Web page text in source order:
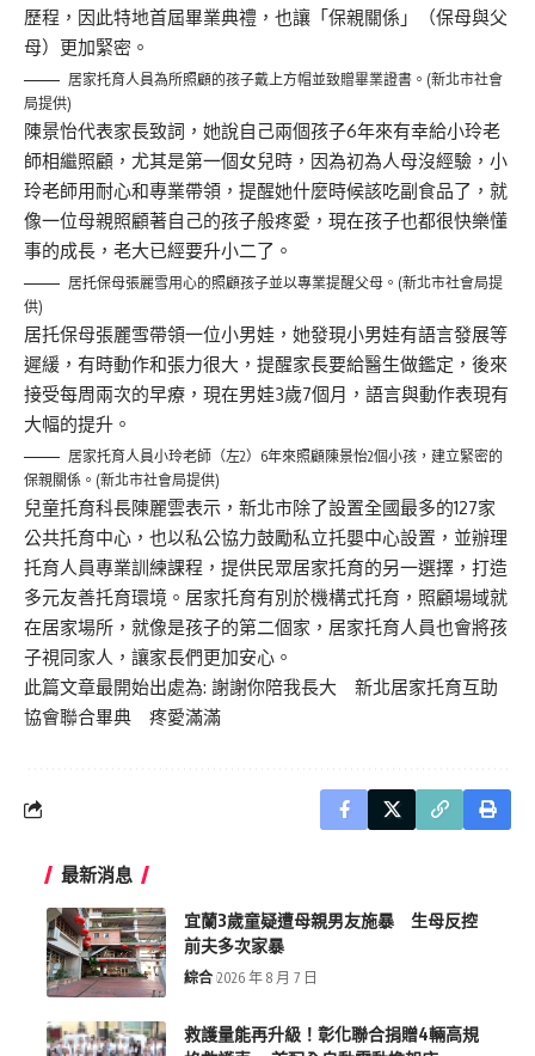
歷程，因此特地首屆畢業典禮，也讓「保親關係」（保母與父
母）更加緊密。
居家托育人員為所照顧的孩子戴上方帽並致贈畢業證書。(新北市社會
局提供)
陳景怡代表家長致詞，她說自己兩個孩子6年來有幸給小玲老
師相繼照顧，尤其是第一個女兒時，因為初為人母沒經驗，小
玲老師用耐心和專業帶領，提醒她什麼時候該吃副食品了，就
像一位母親照顧著自己的孩子般疼愛，現在孩子也都很快樂懂
事的成長，老大已經要升小二了。
居托保母張麗雪用心的照顧孩子並以專業提醒父母。(新北市社會局提
供)
居托保母張麗雪帶領一位小男娃，她發現小男娃有語言發展等
遲緩，有時動作和張力很大，提醒家長要給醫生做鑑定，後來
接受每周兩次的早療，現在男娃3歲7個月，語言與動作表現有
大幅的提升。
居家托育人員小玲老師（左2）6年來照顧陳景怡2個小孩，建立緊密的
保親關係。(新北市社會局提供)
兒童托育科長陳麗雲表示，新北市除了設置全國最多的127家
公共托育中心，也以私公協力鼓勵私立托嬰中心設置，並辦理
托育人員專業訓練課程，提供民眾居家托育的另一選擇，打造
多元友善托育環境。居家托育有別於機構式托育，照顧場域就
在居家場所，就像是孩子的第二個家，居家托育人員也會將孩
子視同家人，讓家長們更加安心。
此篇文章最開始出處為: 謝謝你陪我長大 新北居家托育互助
協會聯合畢典 疼愛滿滿
最新消息
宜蘭3歲童疑遭母親男友施暴 生母反控
前夫多次家暴
綜合 2026 年 8 月 7 日
救護量能再升級！彰化聯合捐贈4輛高規